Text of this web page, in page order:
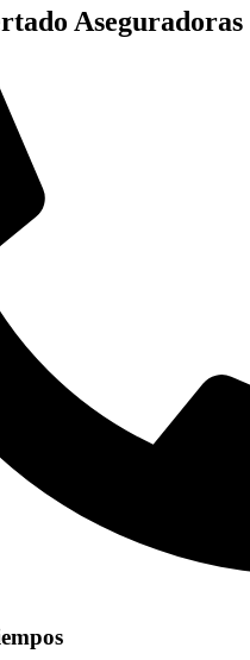
Aseguradoras